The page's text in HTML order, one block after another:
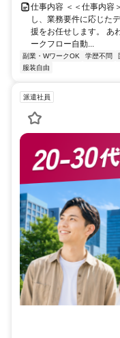
仕事内容 ＜＜仕事内容
し、業務要件に応じた
援をお任せします。 あ
ークフロー自動...
副業・WワークOK 学歴不問
服装自由
派遣社員